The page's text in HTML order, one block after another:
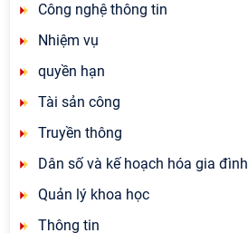
Công nghệ thông tin
Nhiệm vụ
quyền hạn
Tài sản công
Truyền thông
Dân số và kế hoạch hóa gia đình
Quản lý khoa học
Thông tin